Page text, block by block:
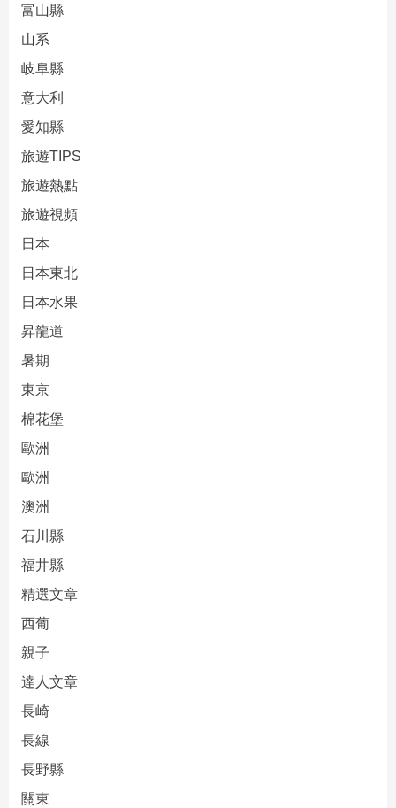
富山縣
山系
岐阜縣
意大利
愛知縣
旅遊TIPS
旅遊熱點
旅遊視頻
日本
日本東北
日本水果
昇龍道
暑期
東京
棉花堡
歐洲
歐洲
澳洲
石川縣
福井縣
精選文章
西葡
親子
達人文章
長崎
長線
長野縣
關東